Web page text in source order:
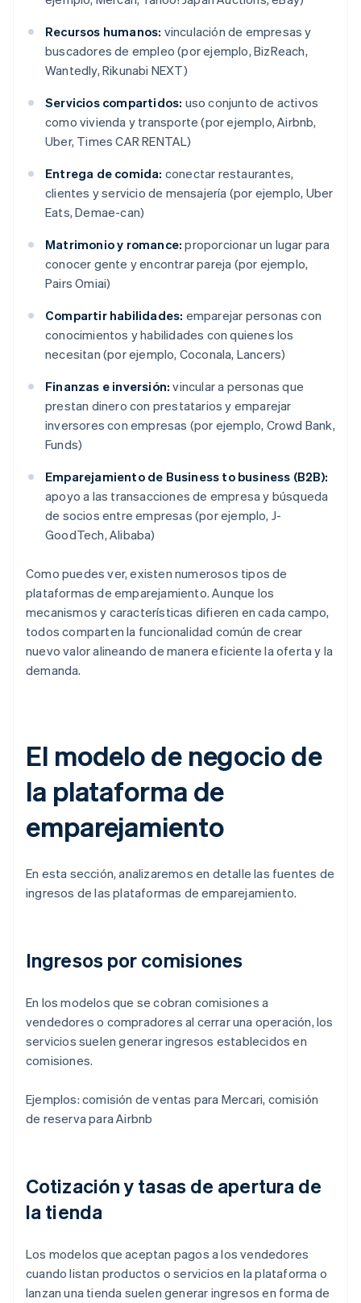
Recursos humanos: vinculación de empresas y
buscadores de empleo (por ejemplo, BizReach,
Wantedly, Rikunabi NEXT)
Servicios compartidos: uso conjunto de activos
como vivienda y transporte (por ejemplo, Airbnb,
Uber, Times CAR RENTAL)
Entrega de comida: conectar restaurantes,
clientes y servicio de mensajería (por ejemplo, Uber
Eats, Demae-can)
Matrimonio y romance: proporcionar un lugar para
conocer gente y encontrar pareja (por ejemplo,
Pairs Omiai)
Compartir habilidades: emparejar personas con
conocimientos y habilidades con quienes los
necesitan (por ejemplo, Coconala, Lancers)
Finanzas e inversión: vincular a personas que
prestan dinero con prestatarios y emparejar
inversores con empresas (por ejemplo, Crowd Bank,
Funds)
Emparejamiento de Business to business (B2B):
apoyo a las transacciones de empresa y búsqueda
de socios entre empresas (por ejemplo, J-
GoodTech, Alibaba)
Como puedes ver, existen numerosos tipos de
plataformas de emparejamiento. Aunque los
mecanismos y características difieren en cada campo,
todos comparten la funcionalidad común de crear
nuevo valor alineando de manera eficiente la oferta y la
demanda.
El modelo de negocio de
la plataforma de
emparejamiento
En esta sección, analizaremos en detalle las fuentes de
ingresos de las plataformas de emparejamiento.
Ingresos por comisiones
En los modelos que se cobran comisiones a
vendedores o compradores al cerrar una operación, los
servicios suelen generar ingresos establecidos en
comisiones.
Ejemplos: comisión de ventas para Mercari, comisión
de reserva para Airbnb
Cotización y tasas de apertura de
la tienda
Los modelos que aceptan pagos a los vendedores
cuando listan productos o servicios en la plataforma o
lanzan una tienda suelen generar ingresos en forma de